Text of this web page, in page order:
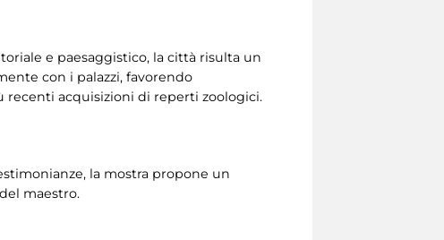
e paesaggistico, la città risulta un
con i palazzi, favorendo
recenti acquisizioni di reperti zoologici.
la mostra propone un
maestro.